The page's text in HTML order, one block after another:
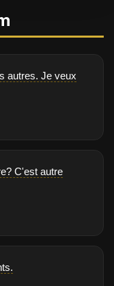
autres. Je veux
C'est autre